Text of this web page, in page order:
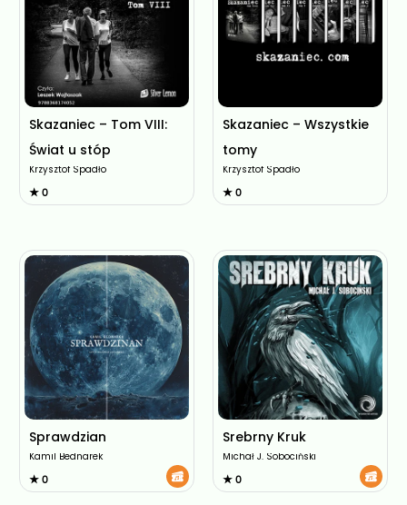
Skazaniec – Tom VIII:
Świat u stóp
Krzysztof Spadło
★ 0
Skazaniec – Wszystkie
tomy
Krzysztof Spadło
★ 0
Sprawdzian
Kamil Bednarek
★ 0
Srebrny Kruk
Michał J. Sobociński
★ 0